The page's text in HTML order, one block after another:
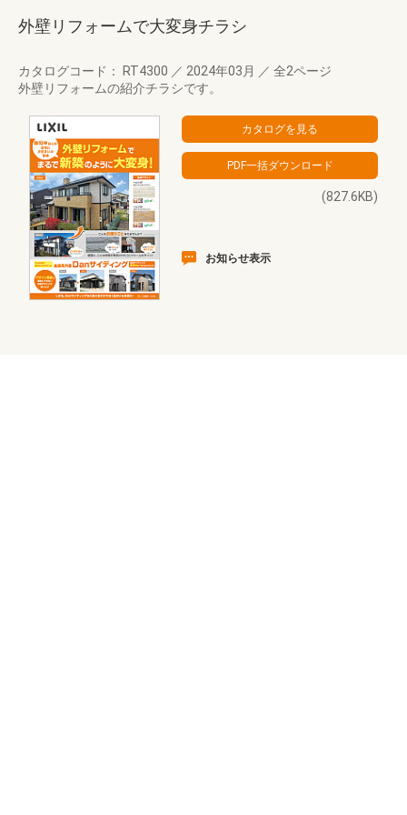
外壁リフォームで大変身チラシ
カタログコード： RT4300 ／ 2024年03月 ／ 全2ページ
外壁リフォームの紹介チラシです。
(827.6KB)
お知らせ表示